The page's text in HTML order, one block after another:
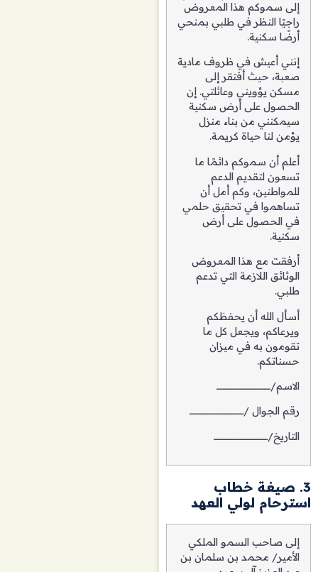
إلى سموكم هذا المعروض
راجيًا النظر في طلبي بمنحي
أرضًا سكنية.
إنني أعيش في ظروف مادية
صعبة، حيث أفتقر إلى
مسكن يؤويني وعائلتي. إن
الحصول على أرض سكنية
سيمكنني من بناء منزل
يؤمن لنا حياة كريمة.
أعلم أن سموكم دائمًا ما
تسعون لتقديم الدعم
للمواطنين، وكم أمل أن
تساهموا في تحقيق حلمي
في الحصول على أرض
سكنية.
أرفقت مع هذا المعروض
الوثائق اللازمة التي تدعم
طلبي.
أسأل الله أن يحفظكم
ويرعاكم، ويجعل كل ما
تقومون به في ميزان
حسناتكم.
الاسم/ــــــــــــــــــــــــــــــــــــــ
رقم الجوال /ــــــــــــــــــــــــــــــــــــــ
التاريخ/ــــــــــــــــــــــــــــــــــــــ
3. صيغة خطاب
استرحام لولي العهد
إلى صاحب السمو الملكي
الأمير/ محمد بن سلمان بن